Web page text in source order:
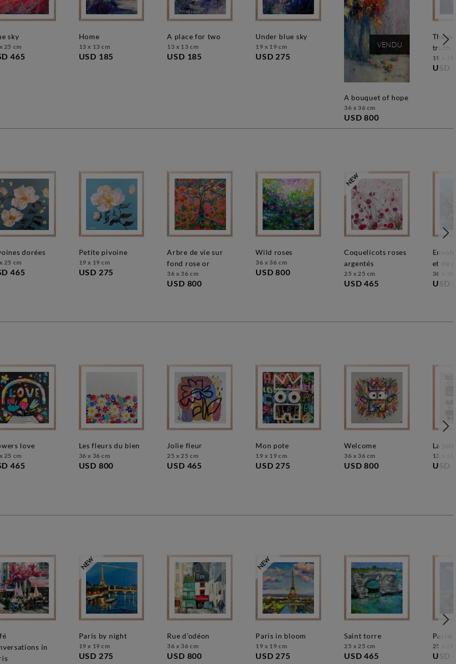
sky
25 cm
465
home
13 x 13 cm
USD 185
a place for two
13 x 13 cm
USD 185
under blue sky
19 x 19 cm
USD 275
VENDU
a bouquet of hope
36 x 36 cm
USD 800
the way to the
truth
19 x 19
USD
dorées
25 cm
465
petite pivoine
19 x 19 cm
USD 275
arbre de vie sur
fond rose or
36 x 36 cm
USD 800
wild roses
36 x 36 cm
USD 800
coquelicots roses
argentés
25 x 25 cm
USD 465
envolée de fleurs
et de
36 x 36
USD
love
25 cm
465
les fleurs du bien
36 x 36 cm
USD 800
jolie fleur
25 x 25 cm
USD 465
mon pote
19 x 19 cm
USD 275
welcome
36 x 36 cm
USD 800
la joie
13 x 13
USD
in
paris by night
19 x 19 cm
USD 275
rue d’odéon
36 x 36 cm
USD 800
paris in bloom
19 x 19 cm
USD 275
saint torre
25 x 25 cm
USD 465
25 x 25
USD